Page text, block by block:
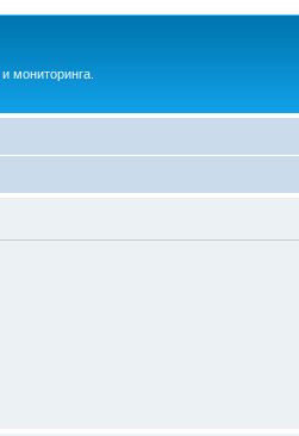
мониторинга.